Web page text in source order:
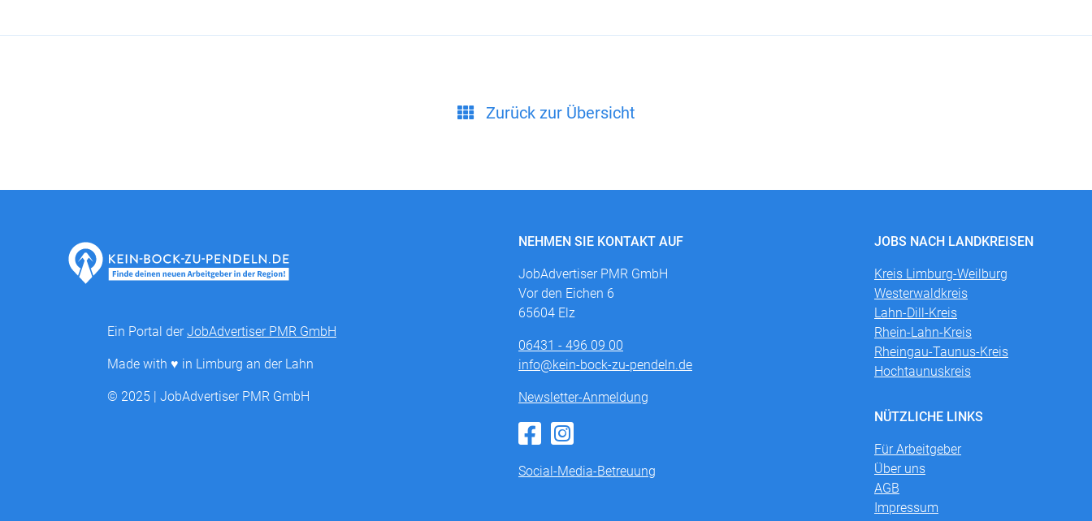
Zurück zur Übersicht
Ein Portal derJobAdvertiser PMR GmbH
Made with ♥ in Limburg an der Lahn
© 2025 | JobAdvertiser PMR GmbH
NEHMEN SIE KONTAKT AUF
JobAdvertiser PMR GmbH
Vor den Eichen 6
65604 Elz
06431 - 496 09 00
info@kein-bock-zu-pendeln.de
Newsletter-Anmeldung
Social-Media-Betreuung
JOBS NACH LANDKREISEN
Kreis Limburg-Weilburg
Westerwaldkreis
Lahn-Dill-Kreis
Rhein-Lahn-Kreis
Rheingau-Taunus-Kreis
Hochtaunuskreis
NÜTZLICHE LINKS
Für Arbeitgeber
Über uns
AGB
Impressum